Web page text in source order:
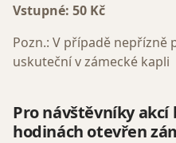
Vstupné: 50 Kč
Pozn.: V případě nepřízně
uskuteční v zámecké kapli
Pro návštěvníky akcí
hodinách otevřen